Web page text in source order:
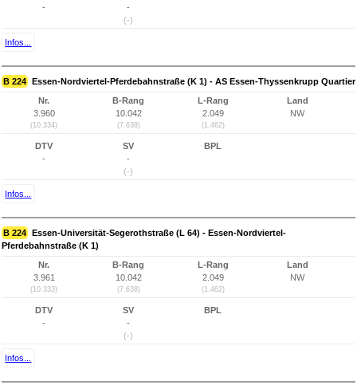
-
-
(-)
Infos...
B 224 Essen-Nordviertel-Pferdebahnstraße (K 1) - AS Essen-Thyssenkrupp Quartier
Nr.
3.960
(10.334)
B-Rang
10.042
(7.638)
L-Rang
2.049
(1.462)
Land
NW
DTV
-
SV
-
(-)
BPL
Infos...
B 224 Essen-Universität-Segerothstraße (L 64) - Essen-Nordviertel-
Pferdebahnstraße (K 1)
Nr.
3.961
(10.333)
B-Rang
10.042
(7.638)
L-Rang
2.049
(1.462)
Land
NW
DTV
-
SV
-
(-)
BPL
Infos...